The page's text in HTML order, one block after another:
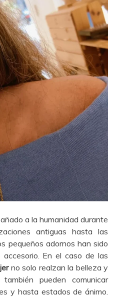
a la humanidad durante
antiguas hasta las
pequeños adornos han sido
En el caso de las
no solo realzan la belleza y
pueden comunicar
y hasta estados de ánimo.